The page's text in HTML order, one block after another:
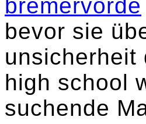
bremervörde
bevor sie
unsicherheit
high school
suchende